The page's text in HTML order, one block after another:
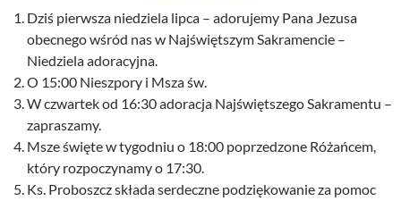
Dziś pierwsza niedziela lipca – adorujemy Pana Jezusa
obecnego wśród nas w Najświętszym Sakramencie –
Niedziela adoracyjna.
O 15:00 Nieszpory i Msza św.
W czwartek od 16:30 adoracja Najświętszego Sakramentu –
zapraszamy.
Msze święte w tygodniu o 18:00 poprzedzone Różańcem,
który rozpoczynamy o 17:30.
Ks. Proboszcz składa serdeczne podziękowanie za pomoc